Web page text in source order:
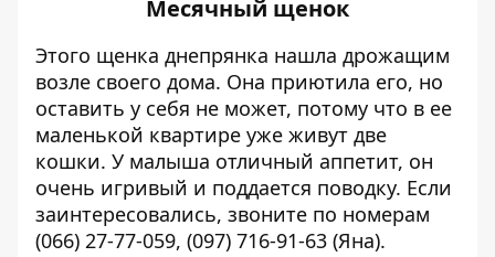
Месячный щенок
Этого щенка днепрянка нашла дрожащим
возле своего дома. Она приютила его, но
оставить у себя не может, потому что в ее
маленькой квартире уже живут две
кошки. У малыша отличный аппетит, он
очень игривый и поддается поводку. Если
заинтересовались, звоните по номерам
(066) 27-77-059, (097) 716-91-63 (Яна).